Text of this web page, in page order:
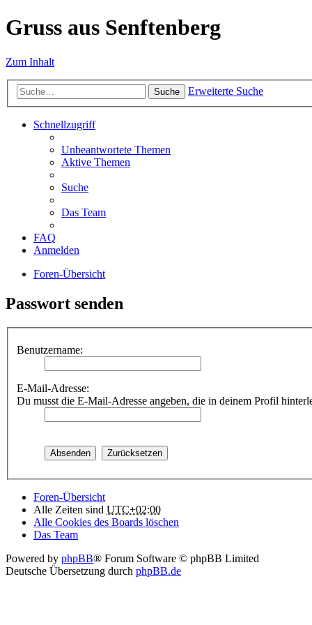
Gruss aus Senftenberg
Zum Inhalt
Suche Erweiterte Suche
Schnellzugriff
Unbeantwortete Themen
Aktive Themen
Suche
Das Team
FAQ
Anmelden
Foren-Übersicht
Passwort senden
Benutzername:
E-Mail-Adresse:
Du musst die E-Mail-Adresse angeben, die in deinem Profil
Foren-Übersicht
Alle Zeiten sind UTC+02:00
Alle Cookies des Boards löschen
Das Team
Powered by phpBB® Forum Software © phpBB Limited
Deutsche Übersetzung durch phpBB.de